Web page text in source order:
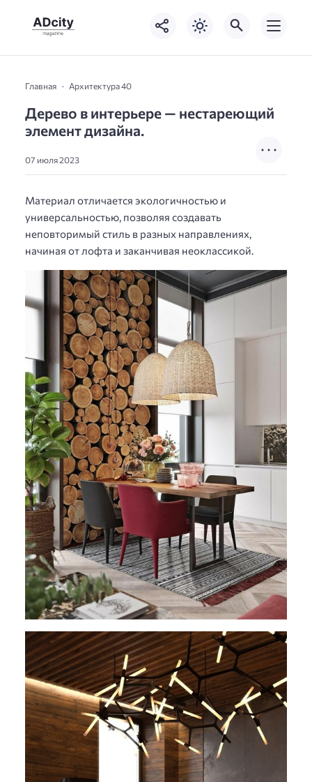
Главная Архитектура 40
Дерево в интерьере — нестареющий
элемент дизайна.
07 июля 2023
Материал отличается экологичностью и
универсальностью, позволяя создавать
неповторимый стиль в разных направлениях,
начиная от лофта и заканчивая неоклассикой.